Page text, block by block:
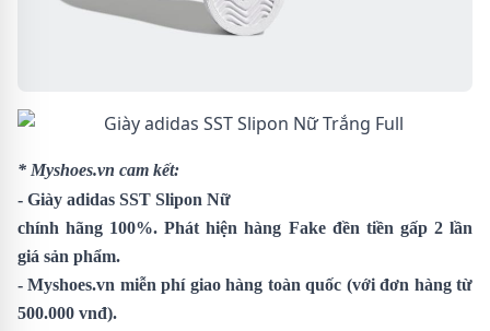
* Myshoes.vn cam kết:
- Giày adidas SST Slipon Nữ
chính hãng 100%. Phát hiện hàng Fake đền tiền gấp 2 lần
giá sản phẩm.
- Myshoes.vn miễn phí giao hàng toàn quốc (với đơn hàng từ
500.000 vnđ).